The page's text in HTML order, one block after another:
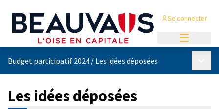
Menu
Se connecter
Budget participatif 2024 / Les idées déposées
Les idées déposées